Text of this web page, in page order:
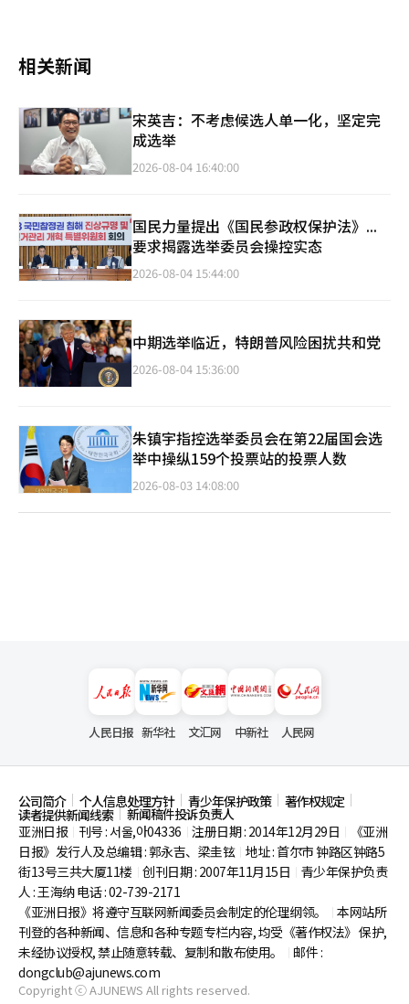
相关新闻
宋英吉：不考虑候选人单一化，坚定完
成选举
2026-08-04 16:40:00
国民力量提出《国民参政权保护法》...
要求揭露选举委员会操控实态
2026-08-04 15:44:00
中期选举临近，特朗普风险困扰共和党
2026-08-04 15:36:00
朱镇宇指控选举委员会在第22届国会选
举中操纵159个投票站的投票人数
2026-08-03 14:08:00
人民日报 新华社 文汇网 中新社 人民网
公司简介 个人信息处理方针 青少年保护政策 著作权规定
读者提供新闻线索
新闻稿件投诉负责人
亚洲日报
刊号 : 서울,아04336 注册日期 : 2014年12月29日
《亚洲
日报》发行人及总编辑 : 郭永吉、梁圭铉 地址 : 首尔市钟路区钟路5
街13号三共大厦11楼 创刊日期 : 2007年11月15日
青少年保护负责
人 : 王海纳 电话 : 02-739-2171
《亚洲日报》将遵守互联网新闻委员会制定的伦理纲领。
本网站所
刊登的各种新闻、信息和各种专题专栏内容, 均受《著作权法》 保护,
未经协议授权, 禁止随意转载、复制和散布使用。
邮件 :
dongclub@ajunews.com
Copyright ⓒ AJUNEWS All rights reserved.